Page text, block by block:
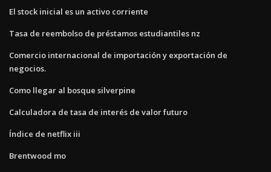
El stock inicial es un activo corriente
Tasa de reembolso de préstamos estudiantiles nz
Comercio internacional de importación y exportación de
negocios.
Como llegar al bosque silverpine
Calculadora de tasa de interés de valor futuro
Índice de netflix iii
Brentwood mo